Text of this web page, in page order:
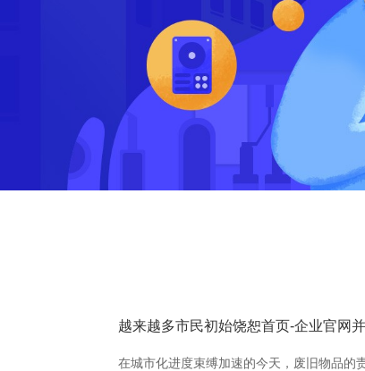
越来越多市民初始饶恕首页-企业官网
在城市化进度束缚加速的今天，废旧物品的